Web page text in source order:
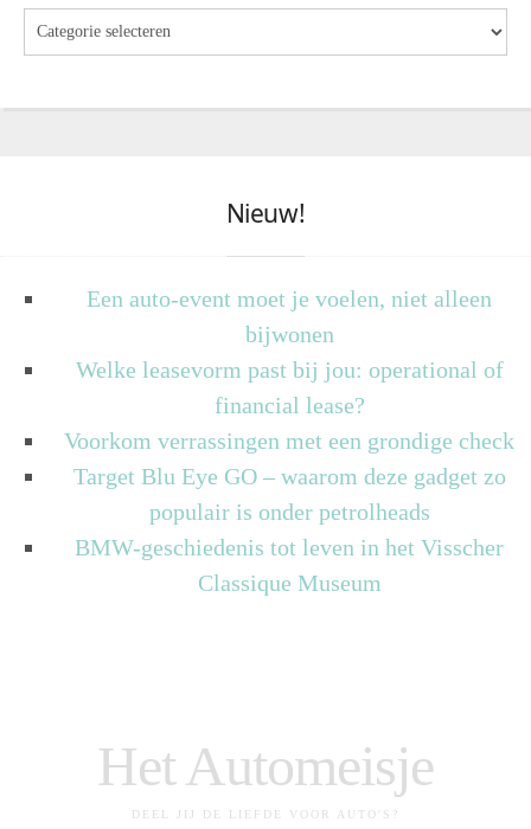
Nieuw!
Een auto-event moet je voelen, niet alleen
bijwonen
Welke leasevorm past bij jou: operational of
financial lease?
Voorkom verrassingen met een grondige check
Target Blu Eye GO – waarom deze gadget zo
populair is onder petrolheads
BMW-geschiedenis tot leven in het Visscher
Classique Museum
Het Automeisje
DEEL JIJ DE LIEFDE VOOR AUTO'S?